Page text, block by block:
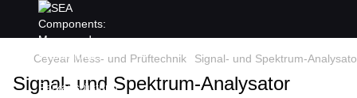
Ceyear Mess- und Prüftechnik Signal- und Spektrum-
Signal- und Spektrum-Analysator